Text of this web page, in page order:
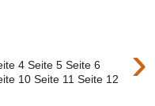
›
4 Seite 5 Seite 6
10 Seite 11 Seite 12